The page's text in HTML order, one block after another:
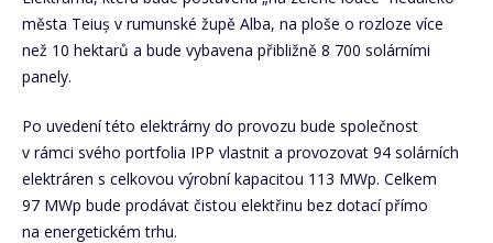
města Teiuș v rumunské župě Alba, na ploše o rozloze více
než 10 hektarů a bude vybavena přibližně 8 700 solárními
panely.
Po uvedení této elektrárny do provozu bude společnost
v rámci svého portfolia IPP vlastnit a provozovat 94 solárních
elektráren s celkovou výrobní kapacitou 113 MWp. Celkem
97 MWp bude prodávat čistou elektřinu bez dotací přímo
na energetickém trhu.